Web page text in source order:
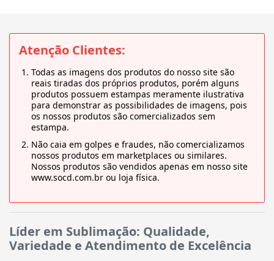
Atenção Clientes:
Todas as imagens dos produtos do nosso site são
reais tiradas dos próprios produtos, porém alguns
produtos possuem estampas meramente ilustrativa
para demonstrar as possibilidades de imagens, pois
os nossos produtos são comercializados sem
estampa.
Não caia em golpes e fraudes, não comercializamos
nossos produtos em marketplaces ou similares.
Nossos produtos são vendidos apenas em nosso site
www.socd.com.br ou loja física.
Líder em Sublimação: Qualidade,
Variedade e Atendimento de Excelência